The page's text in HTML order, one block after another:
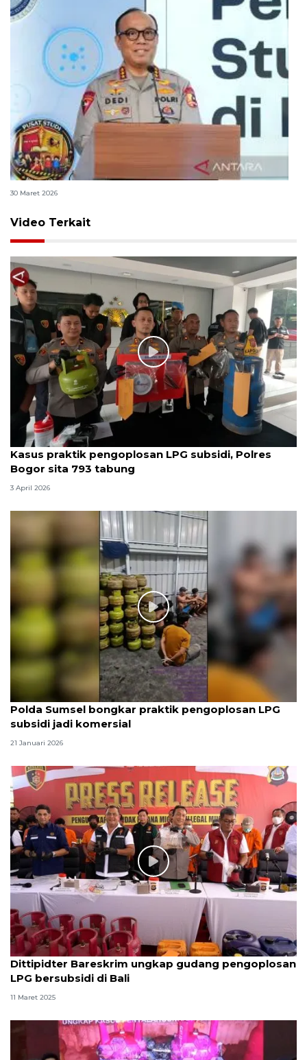
Polri bangun Laboratorium Sosial Sains Kepolisian
30 Maret 2026
Video Terkait
Kasus praktik pengoplosan LPG subsidi, Polres
Bogor sita 793 tabung
3 April 2026
Polda Sumsel bongkar praktik pengoplosan LPG
subsidi jadi komersial
21 Januari 2026
Dittipidter Bareskrim ungkap gudang pengoplosan
LPG bersubsidi di Bali
11 Maret 2025